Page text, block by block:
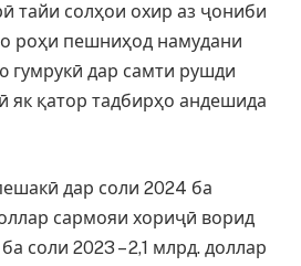
тайи солҳои охир аз ҷониби
роҳи пешниҳод намудани
гумрукӣ дар самти рушди
як қатор тадбирҳо андешида
дар соли 2024 ба
сармояи хориҷӣ ворид
соли 2023 – 2,1 млрд. доллар